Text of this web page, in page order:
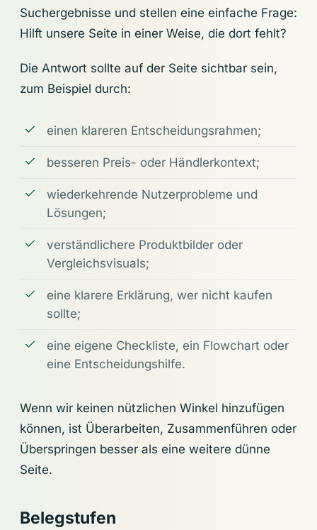
Suchergebnisse und stellen eine einfache Frage:
Hilft unsere Seite in einer Weise, die dort fehlt?
Die Antwort sollte auf der Seite sichtbar sein,
zum Beispiel durch:
einen klareren Entscheidungsrahmen;
besseren Preis- oder Händlerkontext;
wiederkehrende Nutzerprobleme und
Lösungen;
verständlichere Produktbilder oder
Vergleichsvisuals;
eine klarere Erklärung, wer nicht kaufen
sollte;
eine eigene Checkliste, ein Flowchart oder
eine Entscheidungshilfe.
Wenn wir keinen nützlichen Winkel hinzufügen
können, ist Überarbeiten, Zusammenführen oder
Überspringen besser als eine weitere dünne
Seite.
Belegstufen